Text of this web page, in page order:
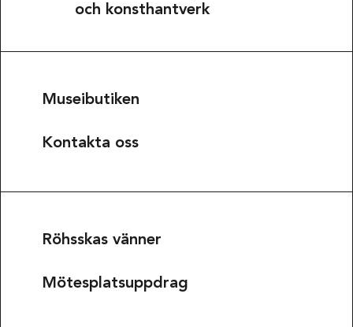
och konsthantverk
Museibutiken
Kontakta oss
Röhsskas vänner
Mötesplatsuppdrag